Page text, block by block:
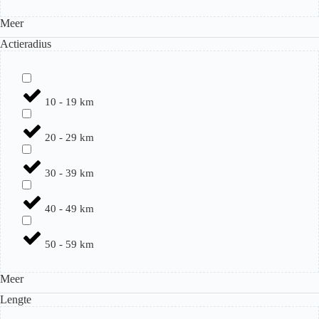
Meer
Actieradius
10 - 19 km
20 - 29 km
30 - 39 km
40 - 49 km
50 - 59 km
Meer
Lengte